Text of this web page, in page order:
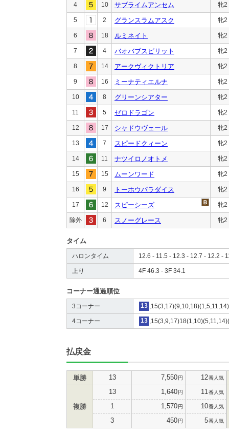
4 10 サブライムアンセム 牝2
5 2 グランスラムアスク 牝2
6 18 ルミネイト 牝2
7 4 バオバブスピリット 牝2
8 14 アークヴィクトリア 牝2
9 16 ミーナティエルナ 牝2
10 8 グリーンシアター 牝2
11 5 ゼロドラゴン 牝2
12 17 シャドウヴェール 牝2
13 7 スピードクィーン 牝2
14 11 ナツイロノオトメ 牝2
15 15 ムーンワード 牝2
16 9 トーホウパラダイス 牝2
17 12 スピーシーズ 牝2
除外 6 スノーグレース 牝2
タイム
ハロンタイム 12.6 - 11.5 - 12.3 - 12.7 - 12.2 -
上り 4F 46.3 - 3F 34.1
コーナー通過順位
3コーナー 13
4コーナー 13
払戻金
単勝 13 7,550円 12番人気
複勝
13 1,640円 11 番人気
1 1,570円 10番人気
3 450円 5番人気